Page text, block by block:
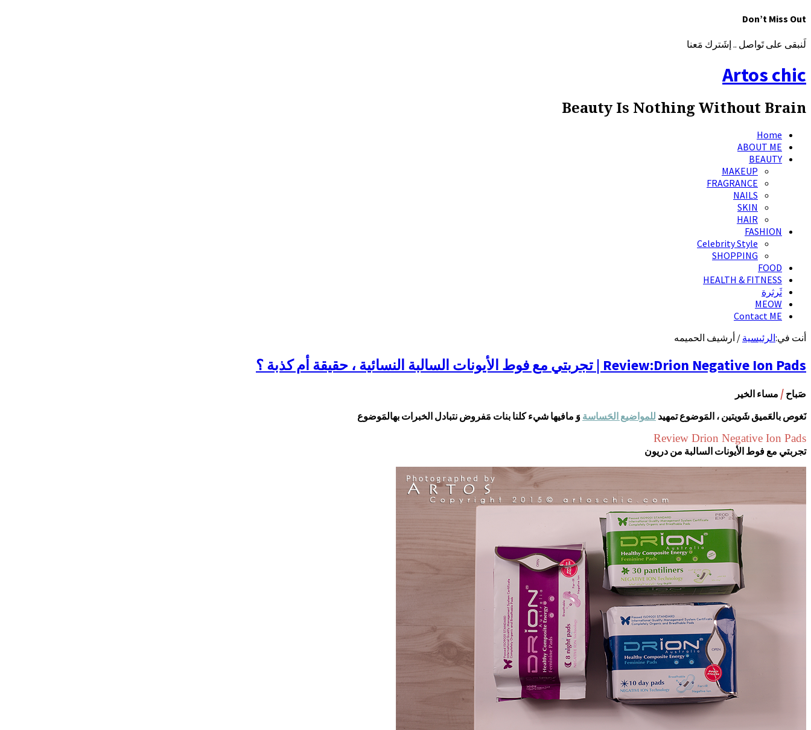
Don’t Miss Out
لَنبقى على تَواصل .. إشَترك مَعنا
Artos chic
Beauty Is Nothing Without Brain
Home
ABOUT ME
BEAUTY
MAKEUP
FRAGRANCE
NAILS
SKIN
HAIR
FASHION
Celebrity Style
SHOPPING
FOOD
HEALTH & FITNESS
ثَرثرة
MEOW
Contact ME
أنت في:الرئيسية / أرشيف الحميمه
Review:Drion Negative Ion Pads | تجربتي مع فوط الأيونات السالبة النسائية ، حقيقة أم كذبة ؟
صَباح / مساء الخير
نَغوص بالعَميق شَويتين ، المَوضوع تمهيد للمواضيع الحَساسة وَ مافيها شيء كلنا بنات مَفروض نتبادل الخبرات بهالمَوضوع
Review Drion Negative Ion Pads
تجربتي مع فوط الأيونات السالبة من دريون